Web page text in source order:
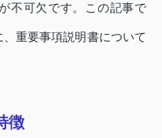
不可欠です。この記事で
重要事項説明書について
徴